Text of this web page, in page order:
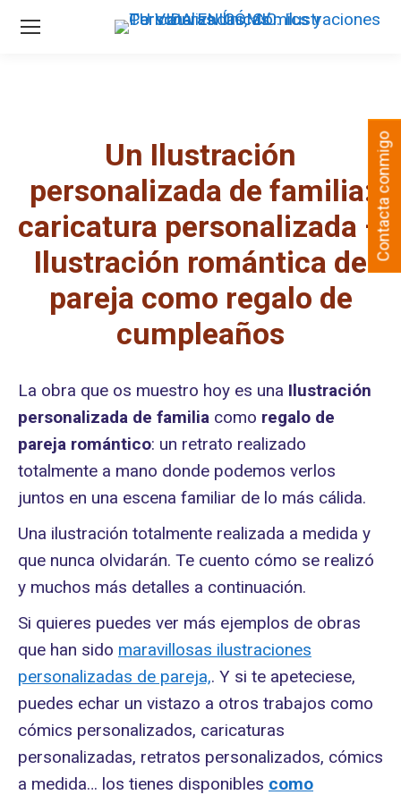
Un Ilustración
personalizada de familia:
caricatura personalizada –
Ilustración romántica de
pareja como regalo de
cumpleaños
La obra que os muestro hoy es una Ilustración
personalizada de familia como regalo de
pareja romántico: un retrato realizado
totalmente a mano donde podemos verlos
juntos en una escena familiar de lo más cálida.
Una ilustración totalmente realizada a medida y
que nunca olvidarán. Te cuento cómo se realizó
y muchos más detalles a continuación.
Si quieres puedes ver más ejemplos de obras
que han sido maravillosas ilustraciones
personalizadas de pareja,. Y si te apeteciese,
puedes echar un vistazo a otros trabajos como
cómics personalizados, caricaturas
personalizadas, retratos personalizados, cómics
a medida… los tienes disponibles como
Contacta conmigo